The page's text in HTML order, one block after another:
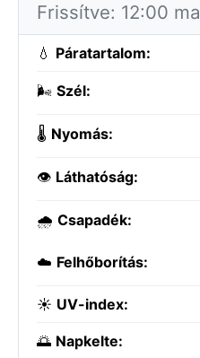
Frissítve: 12:00 ma
💧 Páratartalom:
🌬️ Szél:
🌡️ Nyomás:
👁️ Láthatóság:
🌧️ Csapadék:
☁️ Felhőborítás:
☀️ UV-index:
🌅 Napkelte: